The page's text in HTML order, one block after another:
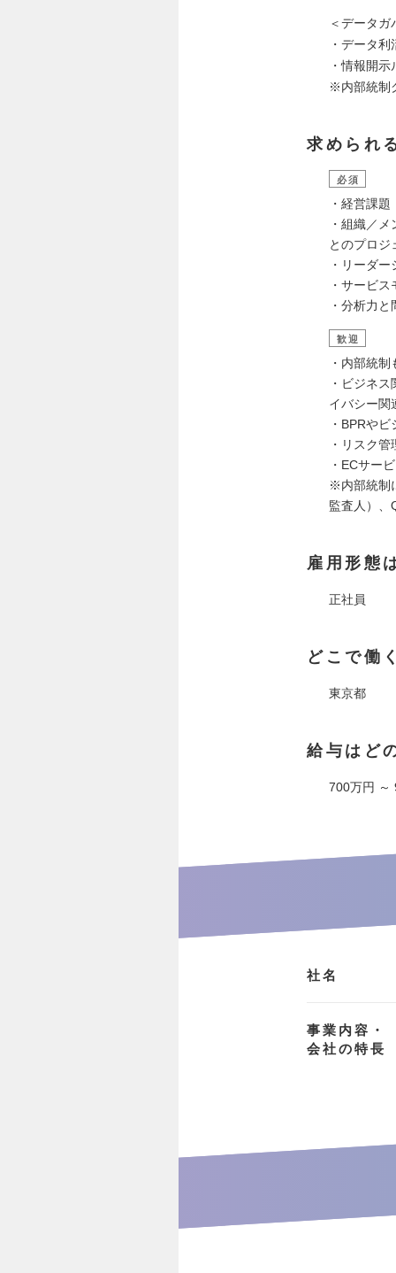
＜データガ
・データ
・情報開
※内部統制
求められ
必須
・経営課
・組織／
とのプロジ
・リーダ
・サービ
・分析力
歓迎
・内部統
・ビジネ
イバシー関
・BPRや
・リスク
・ECサー
※内部統制
監査人）、
雇用形態
正社員
どこで働
東京都
給与はど
700万円 ～
社名
事業内容・
会社の特長